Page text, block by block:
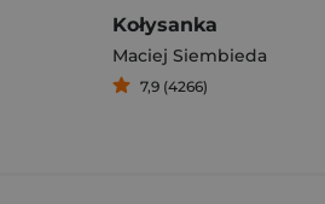
Kołysanka
Maciej Siembieda
7,9 (4266)